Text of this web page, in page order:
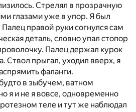
Стрелял в прозрачную
глазами уже в упор. Я был
правой руки согнулся сам
деталь, словно упал стопор
Палец держал курок
Ствол прыгал, уходил вверх, я
фаланги.
в зыбучем, ватном
я и не я вовсе, одновременно
теле и тут же наблюдал